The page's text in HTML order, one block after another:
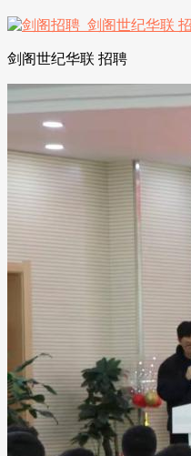
剑阁世纪华联 招聘